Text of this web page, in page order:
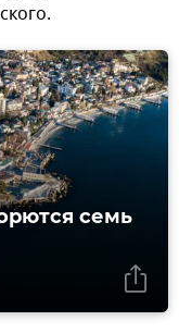
семь